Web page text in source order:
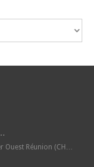
Ouest Réunion (CH…